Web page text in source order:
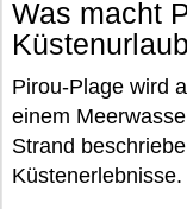
Was macht
Pirou-Plage wird
einem
Strand
Küstenerlebnisse.